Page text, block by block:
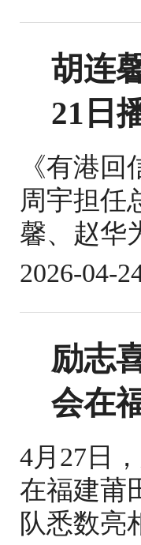
胡连
21日
《有港
周宇担任
馨、赵华
2026-04-
励志
会在
4月27日
在福建莆
队悉数亮